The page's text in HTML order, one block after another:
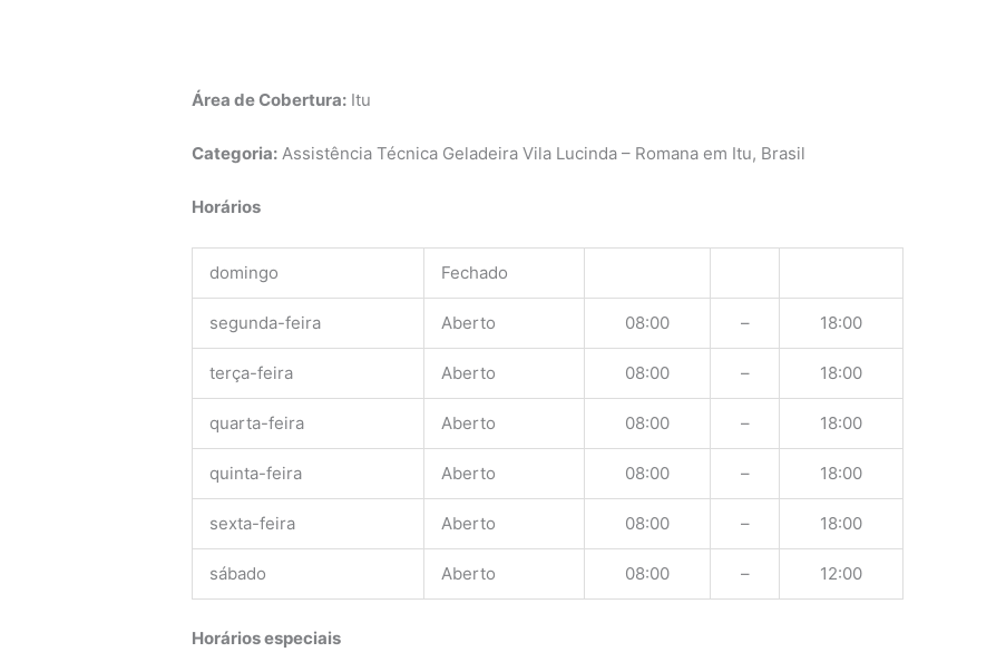
Área de Cobertura: Itu
Categoria: Assistência Técnica Geladeira Vila Lucinda – Romana em Itu, Brasil
Horários
domingo Fechado
segunda-feira Aberto 08:00 – 18:00
terça-feira Aberto 08:00 – 18:00
quarta-feira Aberto 08:00 – 18:00
quinta-feira Aberto 08:00 – 18:00
sexta-feira Aberto 08:00 – 18:00
sábado Aberto 08:00 – 12:00
Horários especiais